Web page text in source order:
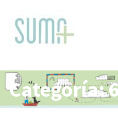
content
Categoría: